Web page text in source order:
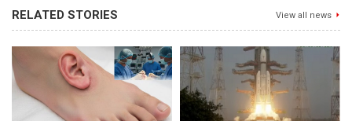
RELATED STORIES View all news